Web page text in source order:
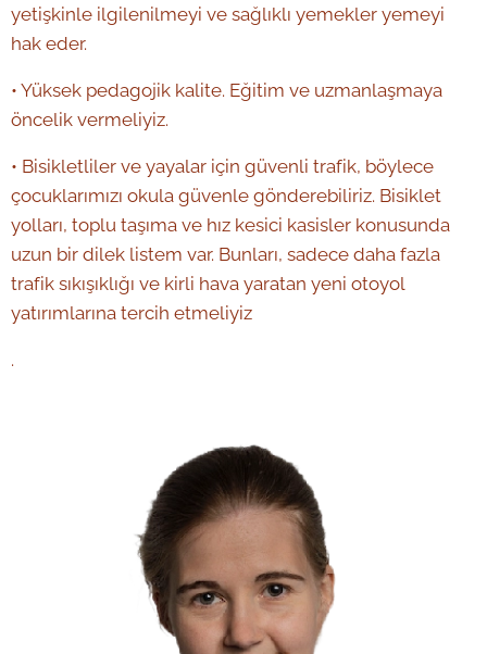
yetişkinle ilgilenilmeyi ve sağlıklı yemekler yemeyi
hak eder.
• Yüksek pedagojik kalite. Eğitim ve uzmanlaşmaya
öncelik vermeliyiz.
• Bisikletliler ve yayalar için güvenli trafik, böylece
çocuklarımızı okula güvenle gönderebiliriz. Bisiklet
yolları, toplu taşıma ve hız kesici kasisler konusunda
uzun bir dilek listem var. Bunları, sadece daha fazla
trafik sıkışıklığı ve kirli hava yaratan yeni otoyol
yatırımlarına tercih etmeliyiz
.